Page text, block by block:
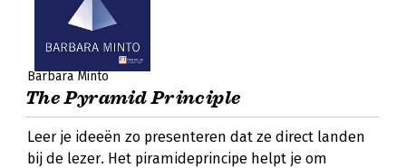
Barbara Minto
The Pyramid Principle
Leer je ideeën zo presenteren dat ze direct landen
bij de lezer. Het piramideprincipe helpt je om